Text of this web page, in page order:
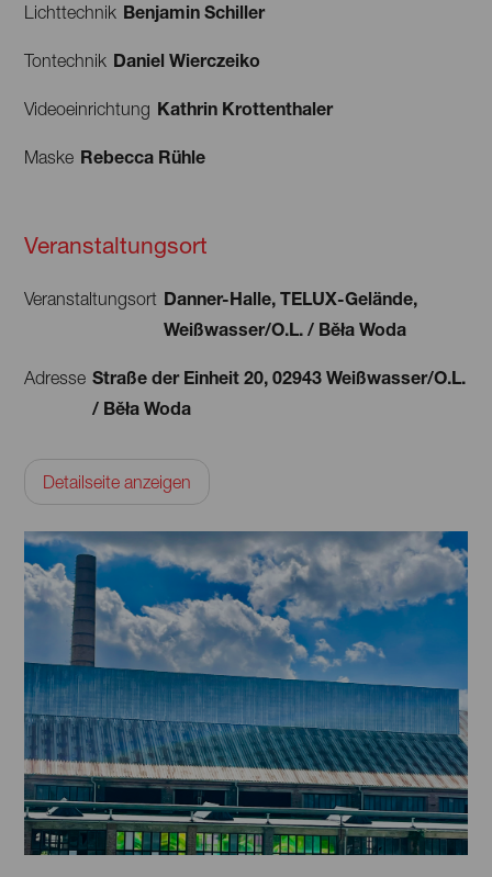
Lichttechnik Benjamin Schiller
Tontechnik Daniel Wierczeiko
Videoeinrichtung Kathrin Krottenthaler
Maske Rebecca Rühle
Veranstaltungsort
Veranstaltungsort Danner-Halle, TELUX-Gelände,
Weißwasser/O.L. / Běła Woda
Adresse Straße der Einheit 20, 02943 Weißwasser/O.L.
/ Běła Woda
Detailseite anzeigen